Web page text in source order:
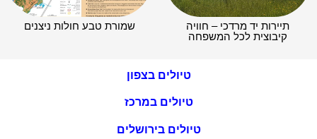
תיירות יד מרדכי – חוויה
קיבוצית לכל המשפחה
שמורת טבע חולות ניצנים
טיולים בצפון
טיולים במרכז
טיולים בירושלים